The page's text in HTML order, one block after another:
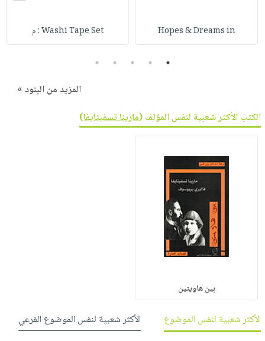
Hopes & Dreams in Washi Tape Set : م
1
2
3
4
5
المزيد من البنود »
الكتب الأكثر شعبية لنفس المؤلف (مارينا تسفيتايفا)
بين هاويتين
الأكثر شعبية لنفس الموضوع الأكثر شعبية لنفس الموضوع الفرعي